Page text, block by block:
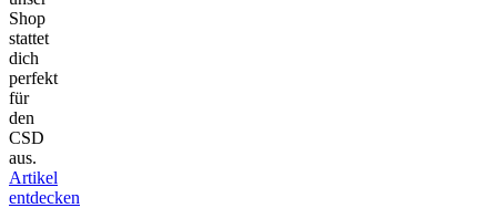
Shop
stattet
dich
perfekt
für
den
CSD
aus.
Artikel
entdecken